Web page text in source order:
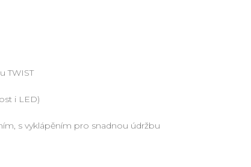
TWIST
i LED)
s vyklápěním pro snadnou údržbu